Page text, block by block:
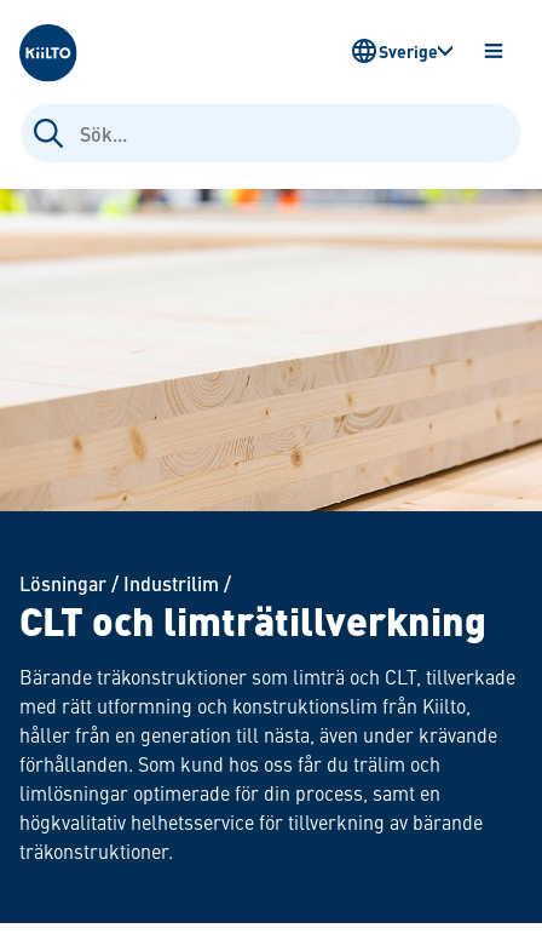
Kiilto Sweden
Sök
efter:
Sverige
Lösningar/ Industrilim /
CLT och limträtillverkning
Bärande träkonstruktioner som limträ och CLT, tillverkade
med rätt utformning och konstruktionslim från Kiilto,
håller från en generation till nästa, även under krävande
förhållanden. Som kund hos oss får du trälim och
limlösningar optimerade för din process, samt en
högkvalitativ helhetsservice för tillverkning av bärande
träkonstruktioner.